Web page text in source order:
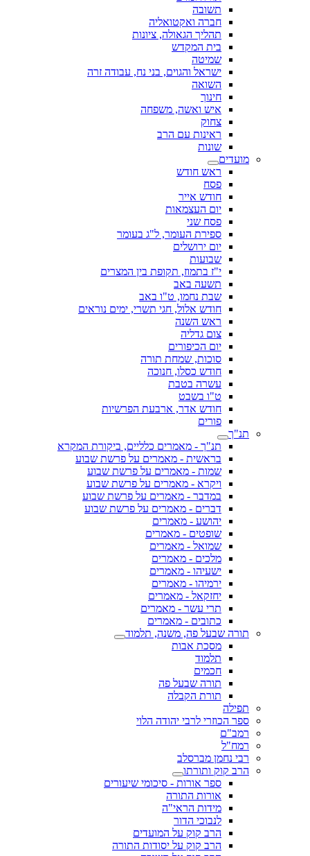
תשובה
חברה ואקטואליה
תהליך הגאולה, ציונות
בית המקדש
שמיטה
ישראל והגוים, בני נח, עבודה זרה
השואה
חינוך
איש ואשה, משפחה
צחוק
ראינות עם הרב
שונות
מועדים
ראש חודש
פסח
חודש אייר
יום העצמאות
פסח שני
ספירת העומר, ל"ג בעומר
יום ירושלים
שבועות
י"ז בתמוז, תקופת בין המצרים
תשעה באב
שבת נחמו, ט"ו באב
חודש אלול, חגי תשרי, ימים נוראים
ראש השנה
צום גדליה
יום הכיפורים
סוכות, שמחת תורה
חודש כסלו, חנוכה
עשרה בטבת
ט"ו בשבט
חודש אדר, ארבעת הפרשיות
פורים
תנ"ך
תנ"ך - מאמרים כלליים, ביקורת המקרא
בראשית - מאמרים על פרשת שבוע
שמות - מאמרים על פרשת שבוע
ויקרא - מאמרים על פרשת שבוע
במדבר - מאמרים על פרשת שבוע
דברים - מאמרים על פרשת שבוע
יהושע - מאמרים
שופטים - מאמרים
שמואל - מאמרים
מלכים - מאמרים
ישעיהו - מאמרים
ירמיהו - מאמרים
יחזקאל - מאמרים
תרי עשר - מאמרים
כתובים - מאמרים
תורה שבעל פה, משנה, תלמוד
מסכת אבות
תלמוד
חכמים
תורה שבעל פה
תורת הקבלה
תפילה
ספר הכוזרי לרבי יהודה הלוי
רמב"ם
רמח"ל
רבי נחמן מברסלב
הרב קוק ותורתו
ספר אורות - סיכומי שיעורים
אורות התורה
מידות הראי"ה
לנבוכי הדור
הרב קוק על המועדים
הרב קוק על יסודות התורה